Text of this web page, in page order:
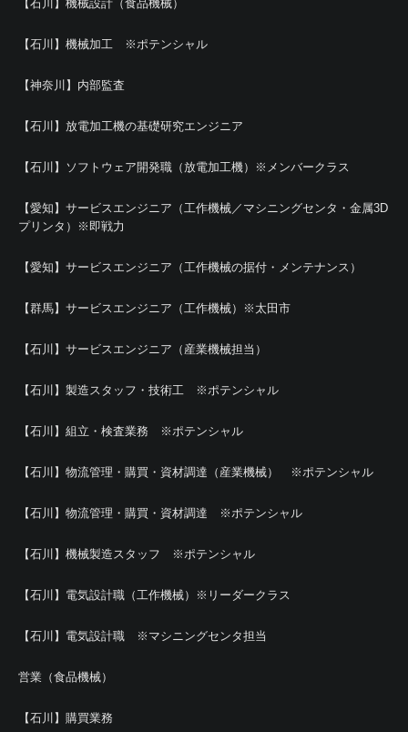
【石川】機械設計（食品機械）
【石川】機械加工 ※ポテンシャル
【神奈川】内部監査
【石川】放電加工機の基礎研究エンジニア
【石川】ソフトウェア開発職（放電加工機）※メンバークラス
【愛知】サービスエンジニア（工作機械／マシニングセンタ・金属3D
プリンタ）※即戦力
【愛知】サービスエンジニア（工作機械の据付・メンテナンス）
【群馬】サービスエンジニア（工作機械）※太田市
【石川】サービスエンジニア（産業機械担当）
【石川】製造スタッフ・技術工 ※ポテンシャル
【石川】組立・検査業務 ※ポテンシャル
【石川】物流管理・購買・資材調達（産業機械） ※ポテンシャル
【石川】物流管理・購買・資材調達 ※ポテンシャル
【石川】機械製造スタッフ ※ポテンシャル
【石川】電気設計職（工作機械）※リーダークラス
【石川】電気設計職 ※マシニングセンタ担当
営業（食品機械）
【石川】購買業務